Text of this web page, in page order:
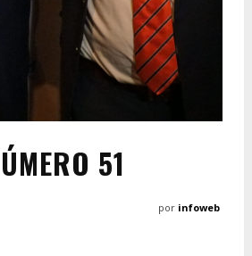
51
por infoweb